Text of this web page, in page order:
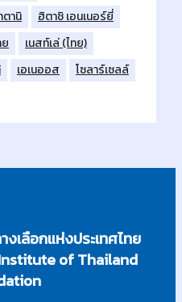
ตานิ
ฮิตาชิ เอนเนอร์ยี่
เนสท์เล่ (ไทย)
เอเนออส โซลาร์เซลล์
เลือกแห่งประเทศไทย
of Thailand